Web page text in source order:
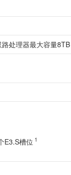
处理器最大容量8TB
E3.S槽位 1